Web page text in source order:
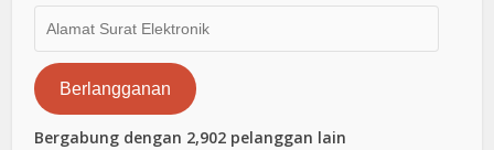
Surat
Elektronik
Berlangganan
Bergabung dengan 2,902 pelanggan lain